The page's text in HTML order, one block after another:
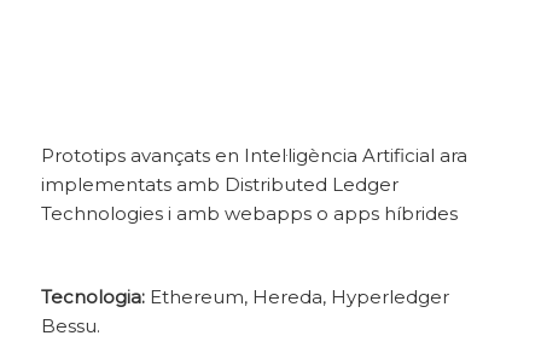
Prototips avançats en Intel·ligència Artificial ara
implementats amb Distributed Ledger
Technologies i amb webapps o apps híbrides
Tecnologia:Ethereum, Hereda, Hyperledger
Bessu.